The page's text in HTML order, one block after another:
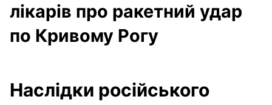
лікарів про ракетний удар
по Кривому Рогу
Наслідки російського